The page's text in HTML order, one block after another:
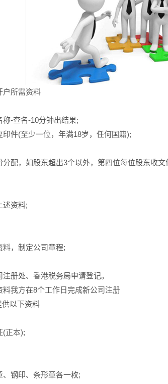
户所需资料
-查名-10分钟出结果;
件(至少一位，年满18岁，任何国籍);
配，如股东超出3个以外，第四位每位股东收文
述资料;
，制定公司章程;
册处、香港税务局申请登记。
我方在8个工作日完成新公司注册
以下资料
(正本);
钢印、条形章各一枚;